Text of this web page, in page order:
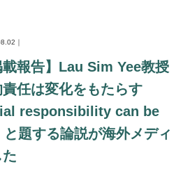
｜
載報告】Lau Sim Yee教授
任は変化をもたらす
responsibility can be
題する論説が海外メディ